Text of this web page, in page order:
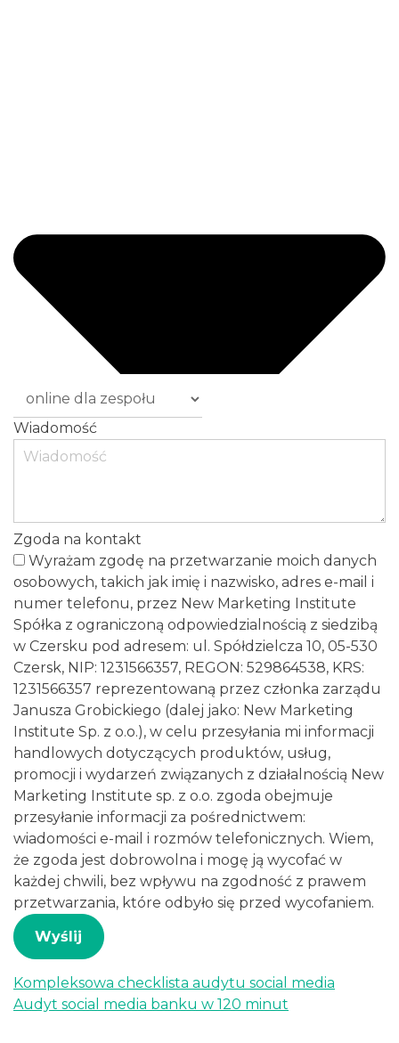
Wiadomość
Zgoda na kontakt
Wyrażam zgodę na przetwarzanie moich danych
osobowych, takich jak imię i nazwisko, adres e-mail i
numer telefonu, przez New Marketing Institute
Spółka z ograniczoną odpowiedzialnością z siedzibą
w Czersku pod adresem: ul. Spółdzielcza 10, 05-530
Czersk, NIP: 1231566357, REGON: 529864538, KRS:
1231566357 reprezentowaną przez członka zarządu
Janusza Grobickiego (dalej jako: New Marketing
Institute Sp. z o.o.), w celu przesyłania mi informacji
handlowych dotyczących produktów, usług,
promocji i wydarzeń związanych z działalnością New
Marketing Institute sp. z o.o. zgoda obejmuje
przesyłanie informacji za pośrednictwem:
wiadomości e-mail i rozmów telefonicznych. Wiem,
że zgoda jest dobrowolna i mogę ją wycofać w
każdej chwili, bez wpływu na zgodność z prawem
przetwarzania, które odbyło się przed wycofaniem.
Wyślij
Nawigacja
Kompleksowa checklista audytu social media
Audyt social media banku w 120 minut